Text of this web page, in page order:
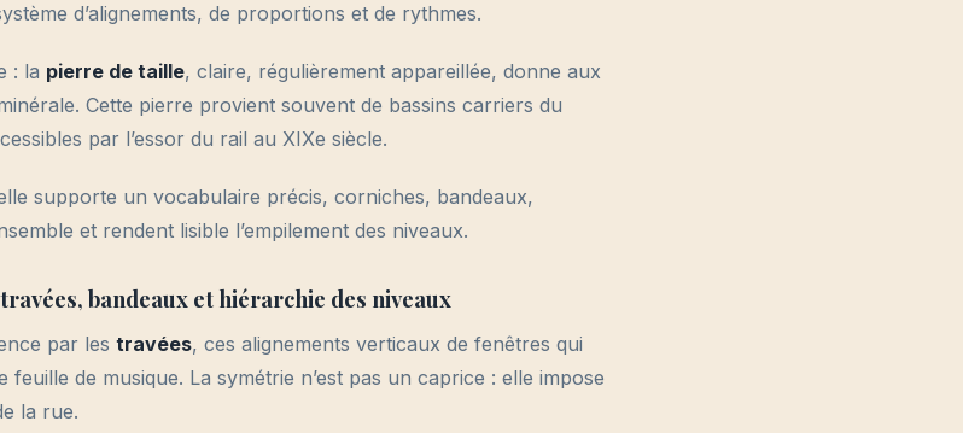
d’alignements, de proportions et de rythmes.
: la pierre de taille, claire, régulièrement appareillée, donne aux
Cette pierre provient souvent de bassins carriers du
par l’essor du rail au XIXe siècle.
supporte un vocabulaire précis, corniches, bandeaux,
et rendent lisible l’empilement des niveaux.
bandeaux et hiérarchie des niveaux
par les travées, ces alignements verticaux de fenêtres qui
feuille de musique. La symétrie n’est pas un caprice : elle impose
la rue.